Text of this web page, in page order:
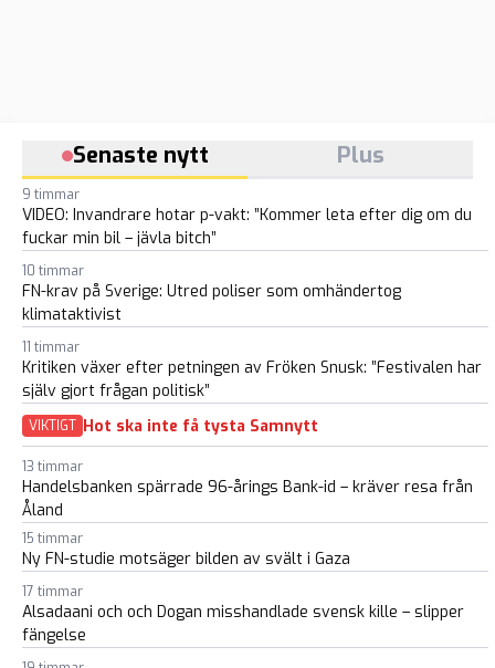
Senaste nytt Plus
9 timmar
VIDEO: Invandrare hotar p-vakt: ”Kommer leta efter dig om du
fuckar min bil – jävla bitch”
10 timmar
FN-krav på Sverige: Utred poliser som omhändertog
klimataktivist
11 timmar
Kritiken växer efter petningen av Fröken Snusk: ”Festivalen har
själv gjort frågan politisk”
VIKTIGT Hot ska inte få tysta Samnytt
13 timmar
Handelsbanken spärrade 96-årings Bank-id – kräver resa från
Åland
15 timmar
Ny FN-studie motsäger bilden av svält i Gaza
17 timmar
Alsadaani och och Dogan misshandlade svensk kille – slipper
fängelse